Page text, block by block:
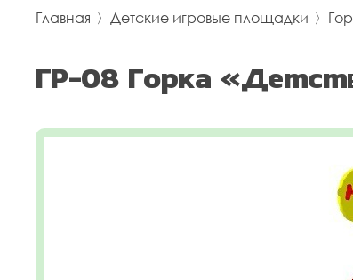
Главная 〉 Детские игровые площадки 〉
ГР-08 Горка